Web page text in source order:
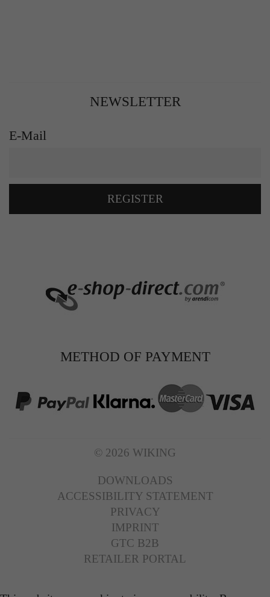
NEWSLETTER
E-Mail
REGISTER
METHOD OF PAYMENT
© 2026 WIKING
DOWNLOADS
ACCESSIBILITY STATEMENT
PRIVACY
IMPRINT
GTC B2B
RETAILER PORTAL